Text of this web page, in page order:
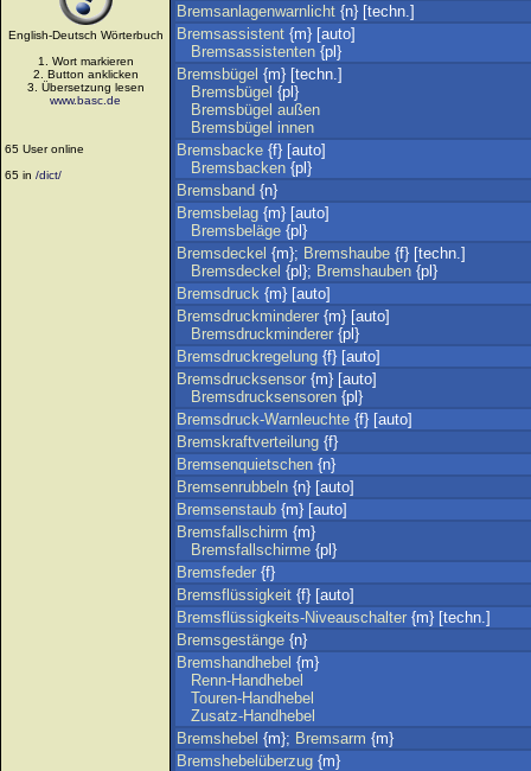
English-Deutsch Wörterbuch
1. Wort markieren
2. Button anklicken
3. Übersetzung lesen
www.basc.de
65 User online
65 in /dict/
Bremsanlagenwarnlicht {n} [techn.]
Bremsassistent {m} [auto]
Bremsassistenten {pl}
Bremsbügel {m} [techn.]
Bremsbügel {pl}
Bremsbügel außen
Bremsbügel innen
Bremsbacke {f} [auto]
Bremsbacken {pl}
Bremsband {n}
Bremsbelag {m} [auto]
Bremsbeläge {pl}
Bremsdeckel {m}; Bremshaube {f} [techn.]
Bremsdeckel {pl}; Bremshauben {pl}
Bremsdruck {m} [auto]
Bremsdruckminderer {m} [auto]
Bremsdruckminderer {pl}
Bremsdruckregelung {f} [auto]
Bremsdrucksensor {m} [auto]
Bremsdrucksensoren {pl}
Bremsdruck-Warnleuchte {f} [auto]
Bremskraftverteilung {f}
Bremsenquietschen {n}
Bremsenrubbeln {n} [auto]
Bremsenstaub {m} [auto]
Bremsfallschirm {m}
Bremsfallschirme {pl}
Bremsfeder {f}
Bremsflüssigkeit {f} [auto]
Bremsflüssigkeits-Niveauschalter {m} [techn.]
Bremsgestänge {n}
Bremshandhebel {m}
Renn-Handhebel
Touren-Handhebel
Zusatz-Handhebel
Bremshebel {m}; Bremsarm {m}
Bremshebelüberzug {m}